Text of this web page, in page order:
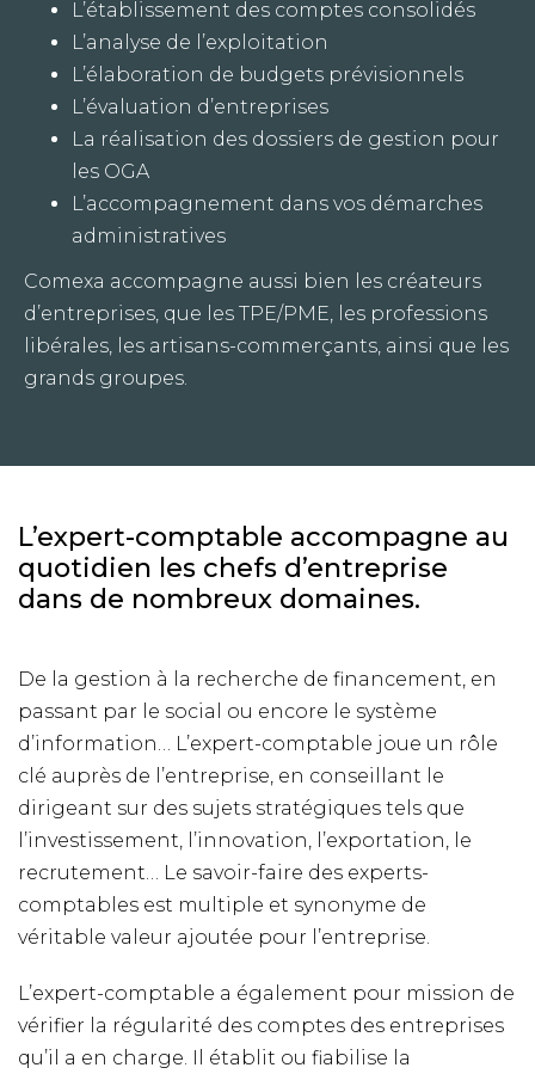
L’établissement des comptes consolidés
L’analyse de l’exploitation
L’élaboration de budgets prévisionnels
L’évaluation d’entreprises
La réalisation des dossiers de gestion pour
les OGA
L’accompagnement dans vos démarches
administratives
Comexa accompagne aussi bien les créateurs
d’entreprises, que les TPE/PME, les professions
libérales, les artisans-commerçants, ainsi que les
grands groupes.
L’expert-comptable accompagne au
quotidien les chefs d’entreprise
dans de nombreux domaines.
De la gestion à la recherche de financement, en
passant par le social ou encore le système
d’information… L’expert-comptable joue un rôle
clé auprès de l’entreprise, en conseillant le
dirigeant sur des sujets stratégiques tels que
l’investissement, l’innovation, l’exportation, le
recrutement… Le savoir-faire des experts-
comptables est multiple et synonyme de
véritable valeur ajoutée pour l’entreprise.
L’expert-comptable a également pour mission de
vérifier la régularité des comptes des entreprises
qu’il a en charge. Il établit ou fiabilise la